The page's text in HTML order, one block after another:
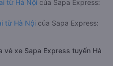
từ Hà Nội của Sapa Express:
từ Hà Nội của Sapa Express:
vé xe Sapa Express tuyến Hà